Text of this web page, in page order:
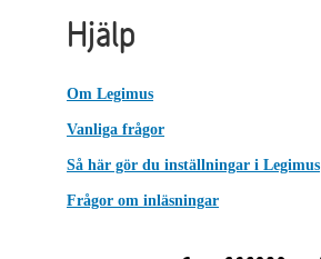
Hjälp
Om Legimus
Vanliga frågor
Så här gör du inställningar i Legimus
Frågor om inläsningar